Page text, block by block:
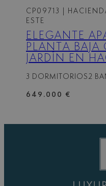
CP09713
|
ESTE
ELEGANTE
PLANTA
JARDÍN EN
3 DORMITORIOS 2
649.000 €